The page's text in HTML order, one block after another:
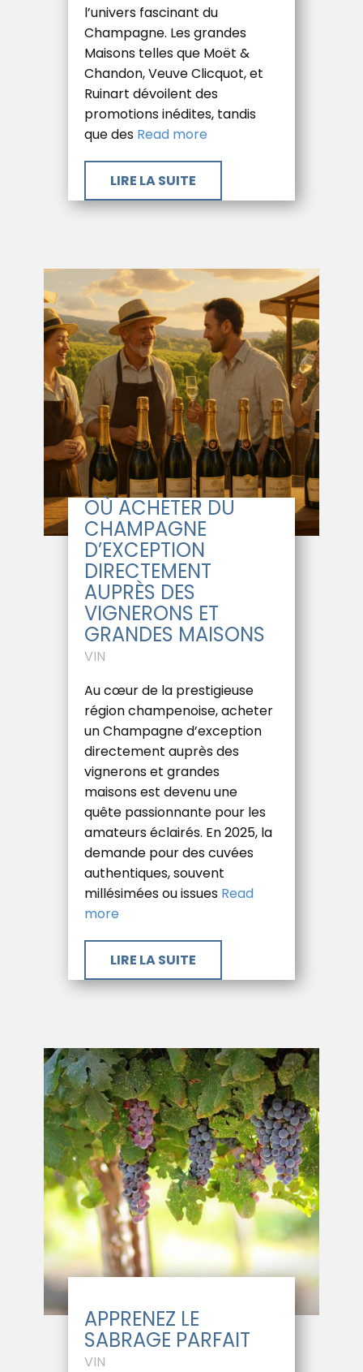
l’univers fascinant du
Champagne. Les grandes
Maisons telles que Moët &
Chandon, Veuve Clicquot, et
Ruinart dévoilent des
promotions inédites, tandis
que des Read more
​LIRE LA SUITE
OÙ ACHETER DU
CHAMPAGNE
D’EXCEPTION
DIRECTEMENT
AUPRÈS DES
VIGNERONS ET
GRANDES MAISONS
VIN
Au cœur de la prestigieuse
région champenoise, acheter
un Champagne d’exception
directement auprès des
vignerons et grandes
maisons est devenu une
quête passionnante pour les
amateurs éclairés. En 2025, la
demande pour des cuvées
authentiques, souvent
millésimées ou issues Read
more
​LIRE LA SUITE
APPRENEZ LE
SABRAGE PARFAIT
VIN